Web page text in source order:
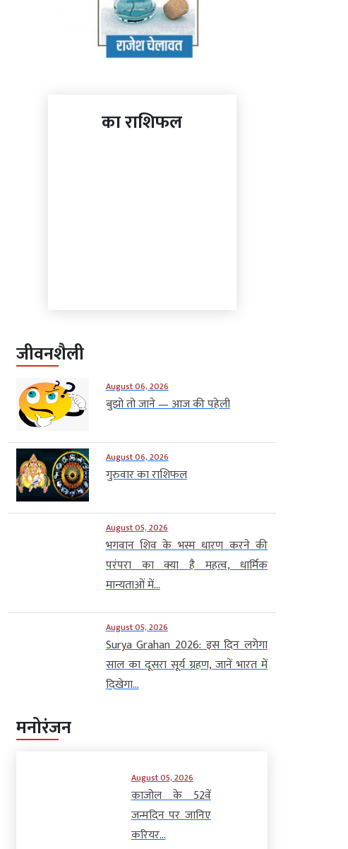
का राशिफल
जीवनशैली
August 06, 2026
बुझो तो जाने — आज की पहेली
August 06, 2026
गुरुवार का राशिफल
August 05, 2026
भगवान शिव के भस्म धारण करने की
परंपरा का क्या है महत्व, धार्मिक
मान्यताओं में...
August 05, 2026
Surya Grahan 2026: इस दिन लगेगा
साल का दूसरा सूर्य ग्रहण, जानें भारत में
दिखेगा...
मनोरंजन
August 05, 2026
काजोल के 52वें
जन्मदिन पर जानिए
करियर...